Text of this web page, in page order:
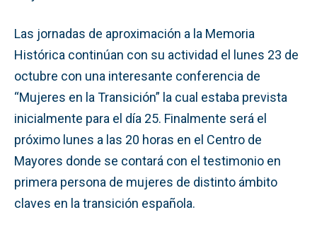
Las jornadas de aproximación a la Memoria
Histórica continúan con su actividad el lunes 23 de
octubre con una interesante conferencia de
“Mujeres en la Transición” la cual estaba prevista
inicialmente para el día 25. Finalmente será el
próximo lunes a las 20 horas en el Centro de
Mayores donde se contará con el testimonio en
primera persona de mujeres de distinto ámbito
claves en la transición española.